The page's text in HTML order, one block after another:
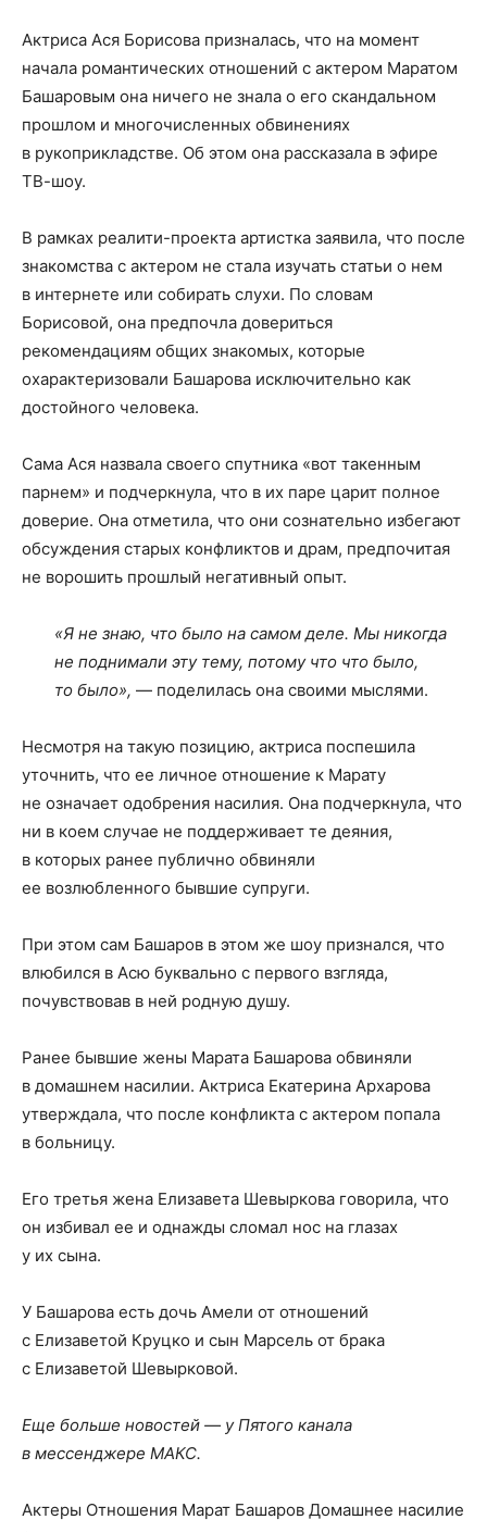
Актриса Ася Борисова призналась, что на момент
начала романтических отношений с актером Маратом
Башаровым она ничего не знала о его скандальном
прошлом и многочисленных обвинениях
в рукоприкладстве. Об этом она рассказала в эфире
ТВ-шоу.
В рамках реалити-проекта артистка заявила, что после
знакомства с актером не стала изучать статьи о нем
в интернете или собирать слухи. По словам
Борисовой, она предпочла довериться
рекомендациям общих знакомых, которые
охарактеризовали Башарова исключительно как
достойного человека.
Сама Ася назвала своего спутника «вот такенным
парнем» и подчеркнула, что в их паре царит полное
доверие. Она отметила, что они сознательно избегают
обсуждения старых конфликтов и драм, предпочитая
не ворошить прошлый негативный опыт.
«Я не знаю, что было на самом деле. Мы никогда
не поднимали эту тему, потому что что было,
то было», — поделилась она своими мыслями.
Несмотря на такую позицию, актриса поспешила
уточнить, что ее личное отношение к Марату
не означает одобрения насилия. Она подчеркнула, что
ни в коем случае не поддерживает те деяния,
в которых ранее публично обвиняли
ее возлюбленного бывшие супруги.
При этом сам Башаров в этом же шоу признался, что
влюбился в Асю буквально с первого взгляда,
почувствовав в ней родную душу.
Ранее бывшие жены Марата Башарова обвиняли
в домашнем насилии. Актриса Екатерина Архарова
утверждала, что после конфликта с актером попала
в больницу.
Его третья жена Елизавета Шевыркова говорила, что
он избивал ее и однажды сломал нос на глазах
у их сына.
У Башарова есть дочь Амели от отношений
с Елизаветой Круцко и сын Марсель от брака
с Елизаветой Шевырковой.
Еще больше новостей — у Пятого канала
в мессенджере МАКС.
Актеры Отношения Марат Башаров Домашнее насилие